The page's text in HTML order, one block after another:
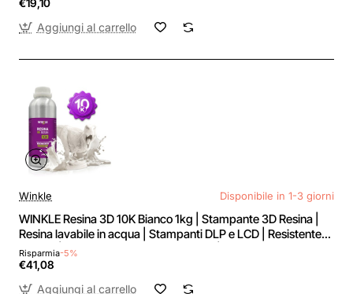
Aggiungi al carrello
Winkle Disponibile in 1-3 giorni
WINKLE Resina 3D 10K Bianco 1kg | Stampante 3D Resina |
Resina lavabile in acqua | Stampanti DLP e LCD | Resistente
agli urti | Alta precisione e basso odore | Finitura dettagliata -
cristal blanco
Risparmia-5%
€41,08
Aggiungi al carrello